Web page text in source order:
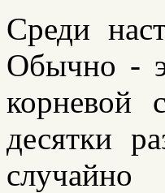
Среди
Обычно -
корневой
десятки